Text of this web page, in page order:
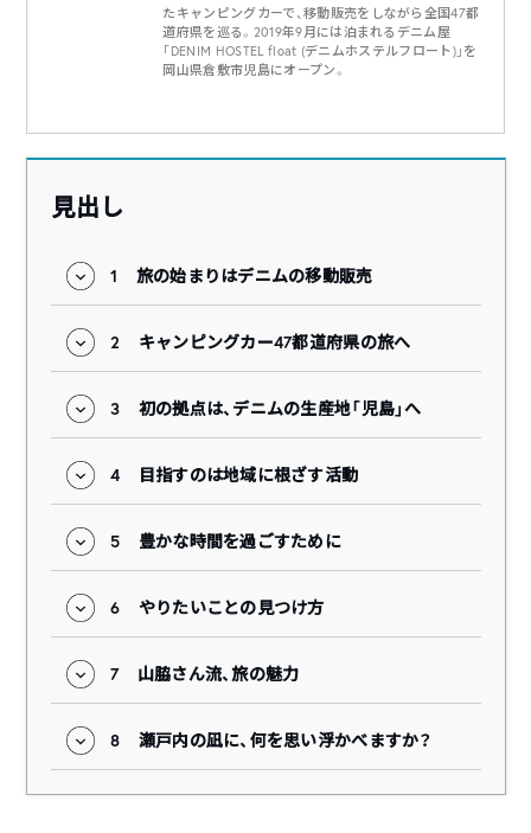
たキャンピングカーで、移動販売をしながら全国47都
道府県を巡る。2019年9月には泊まれるデニム屋
「DENIM HOSTEL float (デニムホステルフロート)」を
岡山県倉敷市児島にオープン。
見出し
1 旅の始まりはデニムの移動販売
2 キャンピングカー47都道府県の旅へ
3 初の拠点は、デニムの生産地「児島」へ
4 目指すのは地域に根ざす活動
5 豊かな時間を過ごすために
6 やりたいことの見つけ方
7 山脇さん流、旅の魅力
8 瀬戸内の凪に、何を思い浮かべますか？